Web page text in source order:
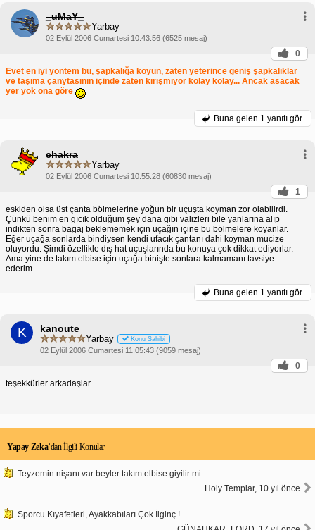
onu askıda tutarak kırışıklıkları önler.
2. Takım Elbiseni Katla veya As:
Katlama:Takım elbiseni ortadan ikiye katla ve
ve tekrar ikiye katla.
Asma:Takım elbiseni askılı bir çantaya asmak
kırışıklıkları önlemenin en iyi yoludur. Ancak uçakta
3. Takım Elbiseni Nereye Koymalısın:
Kabin içi bagajına takım elbiseni koymak,
kabin içi bagajın boyut ve ağırlık sınırlamaları
olabileceğini göz önünde bulundur. Takım elbisen
kabin içi bagaja sığmıyorsa, onu tekerlekli valizine
Takım elbiseni kırışmaktan korumak için şunları da
yapabilirsin:
Takım
malzemesi ekle.
Takım elbiseni nemden korumak için plastik bir
torbaya koy.
varış noktanıza vardığında profesyonel ve şık
_uMaY_
Yarbay
02 Eylül 2006 Cumartesi 10:43:56 (6525 mesaj)
0
Evet en iyi yöntem bu, şapkalığa koyun, zaten yeterince geniş şapkalıklar
ve taşıma çanytasının içinde zaten kırışmıyor kolay kolay... Ancak asacak
yer yok ona göre
Buna gelen 1 yanıtı gör.
chakra
Yarbay
02 Eylül 2006 Cumartesi 10:55:28 (60830 mesaj)
1
eskiden olsa üst çanta bölmelerine yoğun bir uçuşta koyman zor olabilirdi.
Çünkü benim en gıcık olduğum şey dana gibi valizleri bile yanlarına alıp
indikten sonra bagaj beklememek için uçağın içine bu bölmelere koyanlar.
Eğer uçağa sonlarda bindiysen kendi ufacık çantanı dahi koyman mucize
oluyordu. Şimdi özellikle dış hat uçuşlarında bu konuya çok dikkat ediyorlar.
Ama yine de takım elbise için uçağa binişte sonlara kalmamanı tavsiye
ederim.
Buna gelen 1 yanıtı gör.
K kanoute
Yarbay Konu Sahibi
02 Eylül 2006 Cumartesi 11:05:43 (9059 mesaj)
0
teşekkürler arkadaşlar
Yapay Zeka’dan İlgili Konular
Teyzemin nişanı var beyler takım elbise giyilir mi
Holy Templar, 10 yıl önce
Sporcu Kıyafetleri, Ayakkabıları Çok İlginç !